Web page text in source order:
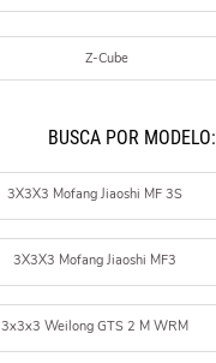
Z-Cube
BUSCÁ POR MODELO:
3X3X3 Mofang Jiaoshi MF 3S
3X3X3 Mofang Jiaoshi MF3
3x3x3 Weilong GTS 2 M WRM